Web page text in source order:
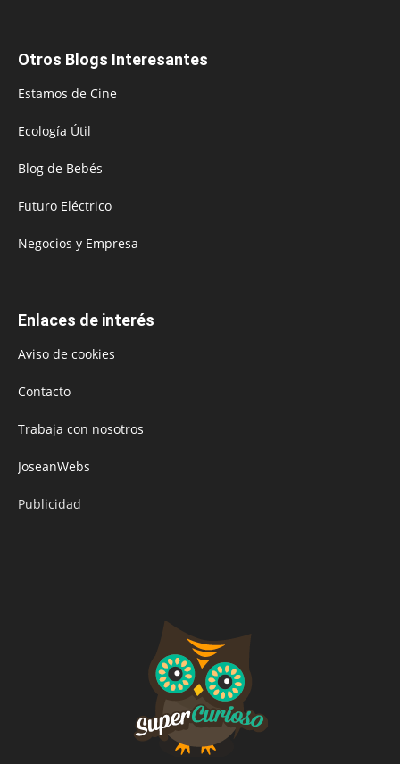
Otros Blogs Interesantes
Estamos de Cine
Ecología Útil
Blog de Bebés
Futuro Eléctrico
Negocios y Empresa
Enlaces de interés
Aviso de cookies
Contacto
Trabaja con nosotros
JoseanWebs
Publicidad